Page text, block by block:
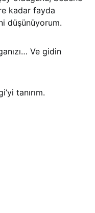
kadar fayda
düşünüyorum.
Ve gidin
tanırım.